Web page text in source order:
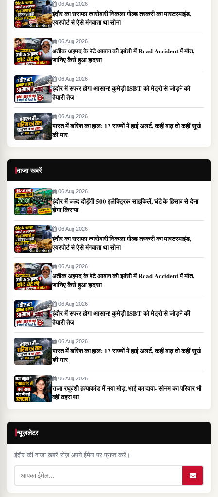
06 Aug 2026
इंदौर का सराफा कारोबारी निकला गोल्ड तस्करी का मास्टरमाइंड,
एयरपोर्ट से ऐसे मंगवाता था सोना
06 Aug 2026
अतीक अहमद के बेटे आबान की झांसी में Road Accident में मौत,
जानिए कैसे हुआ हादसा
06 Aug 2026
इंदौर में सफर होगा आसान! कुमेड़ी ISBT को मेट्रो से जोड़ने की
तैयारी तेज
06 Aug 2026
भारत में बारिश का हाल: 17 राज्यों में हाई अलर्ट, कहीं बाढ़ तो कहीं सूखे
की मार
ताजा खबरें
06 Aug 2026
इंदौर में जल्द दौड़ेंगी 500 इलेक्ट्रिक साइकिलें, घंटे के हिसाब से देना
होगा किराया
06 Aug 2026
इंदौर का सराफा कारोबारी निकला गोल्ड तस्करी का मास्टरमाइंड,
एयरपोर्ट से ऐसे मंगवाता था सोना
06 Aug 2026
अतीक अहमद के बेटे आबान की झांसी में Road Accident में मौत,
जानिए कैसे हुआ हादसा
06 Aug 2026
इंदौर में सफर होगा आसान! कुमेड़ी ISBT को मेट्रो से जोड़ने की
तैयारी तेज
06 Aug 2026
भारत में बारिश का हाल: 17 राज्यों में हाई अलर्ट, कहीं बाढ़ तो कहीं सूखे
की मार
06 Aug 2026
राजा रघुवंशी हत्याकांड में नया मोड़, भाई का दावा- सोनम का परिवार भी
वहीं ठहरा था
न्यूज़लेटर
इंदौर की ताजा खबरें रोज़ अपने ईमेल पर प्राप्त करें।